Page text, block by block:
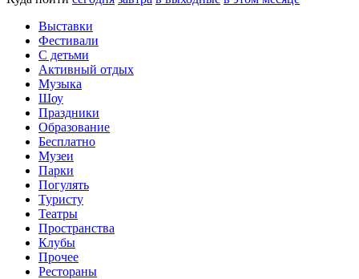
Выставки
Фестивали
С детьми
Активный отдых
Музыка
Шоу
Праздники
Образование
Бесплатно
Музеи
Парки
Погулять
Туристу
Театры
Пространства
Клубы
Прочее
Рестораны